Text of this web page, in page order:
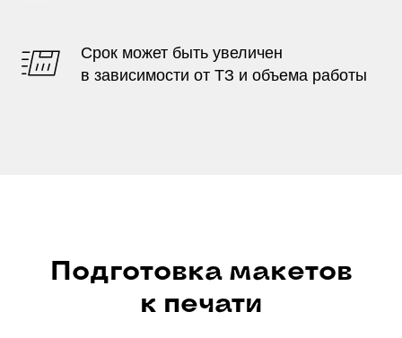
Срок может быть увеличен
в зависимости от ТЗ и объема работы
Подготовка макетов
к печати